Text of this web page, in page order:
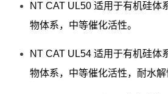
NT CAT UL50 适用于有机硅体
物体系，中等催化活性。
NT CAT UL54 适用于有机硅体
物体系，中等催化活性，耐水解